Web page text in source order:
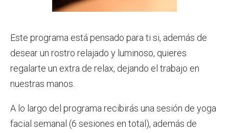
Este programa está pensado para ti si, además de
desear un rostro relajado y luminoso, quieres
regalarte un extra de relax, dejando el trabajo en
nuestras manos.
A lo largo del programa recibirás una sesión de yoga
facial semanal (6 sesiones en total), además de